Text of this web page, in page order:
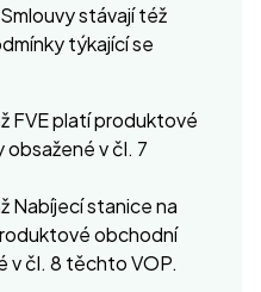
stávají též
týkající se
FVE platí produktové
v čl. 7
Nabíjecí stanice na
obchodní
v čl. 8 těchto VOP.